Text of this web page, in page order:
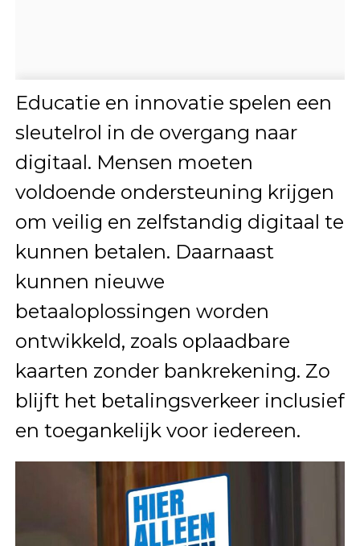
Educatie en innovatie spelen een
sleutelrol in de overgang naar
digitaal. Mensen moeten
voldoende ondersteuning krijgen
om veilig en zelfstandig digitaal te
kunnen betalen. Daarnaast
kunnen nieuwe
betaaloplossingen worden
ontwikkeld, zoals oplaadbare
kaarten zonder bankrekening. Zo
blijft het betalingsverkeer inclusief
en toegankelijk voor iedereen.